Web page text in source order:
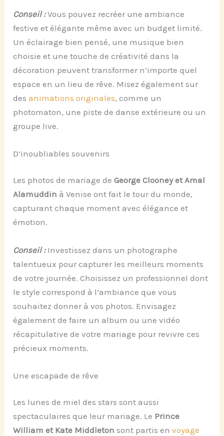
Conseil :Vous pouvez recréer une ambiance
festive et élégante même avec un budget limité.
Un éclairage bien pensé, une musique bien
choisie et une touche de créativité dans la
décoration peuvent transformer n’importe quel
espace en un lieu de rêve. Misez également sur
desanimations originales, comme un
photomaton, une piste de danse extérieure ou un
groupe live.
D’inoubliables souvenirs
Les photos de mariage deGeorge Clooney et Amal
Alamuddin à Venise ont fait le tour du monde,
capturant chaque moment avec élégance et
émotion.
Conseil :Investissez dans un photographe
talentueux pour capturer les meilleurs moments
de votre journée. Choisissez un professionnel dont
le style correspond à l’ambiance que vous
souhaitez donner à vos photos. Envisagez
également de faire un album ou une vidéo
récapitulative de votre mariage pour revivre ces
précieux moments.
Une escapade de rêve
Les lunes de miel des stars sont aussi
spectaculaires que leur mariage. Le Prince
William et Kate Middleton sont partis envoyage